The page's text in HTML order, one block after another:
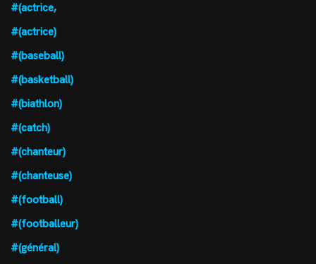
#(actrice,
#(actrice)
#(baseball)
#(basketball)
#(biathlon)
#(catch)
#(chanteur)
#(chanteuse)
#(football)
#(footballeur)
#(général)